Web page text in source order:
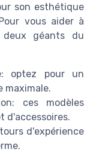
son esthétique
vous aider à
géants du
optez pour un
maximale.
ces modèles
d'accessoires.
d'expérience